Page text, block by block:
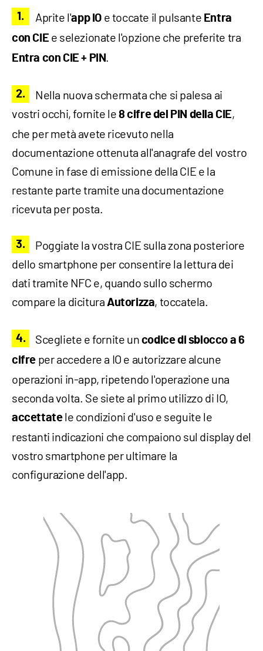
Aprite l'app IO e toccate il pulsante Entra
con CIE e selezionate l'opzione che preferite tra
Entra con CIE + PIN.
Nella nuova schermata che si palesa ai
vostri occhi, fornite le8 cifre del PIN della CIE,
che per metà avete ricevuto nella
documentazione ottenuta all'anagrafe del vostro
Comune in fase di emissione della CIE e la
restante parte tramite una documentazione
ricevuta per posta.
Poggiate la vostra CIE sulla zona posteriore
dello smartphone per consentire la lettura dei
dati tramite NFC e, quando sullo schermo
compare la dicitura Autorizza, toccatela.
Scegliete e fornite un codice di sblocco a 6
cifre per accedere a IO e autorizzare alcune
operazioni in-app, ripetendo l'operazione una
seconda volta. Se siete al primo utilizzo di IO,
accettatele condizioni d'uso e seguite le
restanti indicazioni che compaiono sul display del
vostro smartphone per ultimare la
configurazione dell'app.